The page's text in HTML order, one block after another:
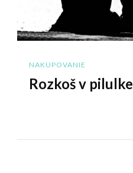
NAKUPOVANIE
Rozkoš v pilulke